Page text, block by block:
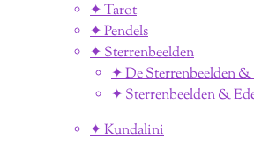
✦ Tarot
✦ Pendels
✦ Sterrenbeelden
✦ De Sterrenbeelden &
✦ Sterrenbeelden &
✦ Kundalini